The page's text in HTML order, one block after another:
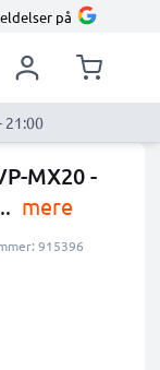
på
21:00
MX20 -
mere
915396